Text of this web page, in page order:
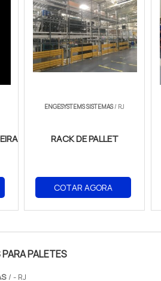
ENGESYSTEMS SISTEMAS/ RJ
RACK DE PALLET
COTAR AGORA
PALETES
/ - RJ